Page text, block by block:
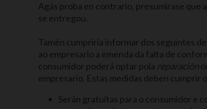
Agás proba en contrario, presumirase que
se entregou.
Tamén cumpriría informar dos seguintes
ao empresario a emenda da falta de
consumidor poderá optar pola reparación
empresario. Estas medidas deben cumprir
Serán gratuítas para o consumidor e